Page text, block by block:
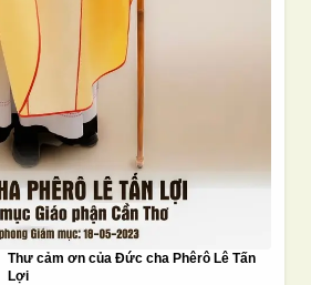
Thư cảm ơn của Đức cha Phêrô Lê Tấn
Lợi